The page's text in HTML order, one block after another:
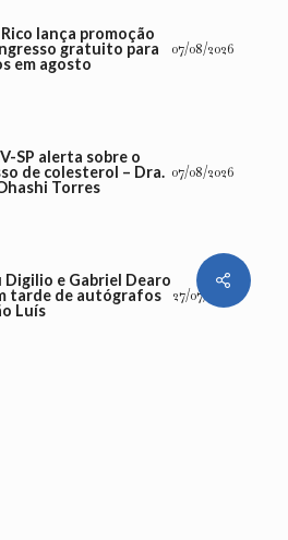
lança promoção
gratuito para
em agosto
07/08/2026
SP alerta sobre o
de colesterol – Dra.
Torres
07/08/2026
Digilio e Gabriel Dearo
tarde de autógrafos
Luís
27/07/2026
Share